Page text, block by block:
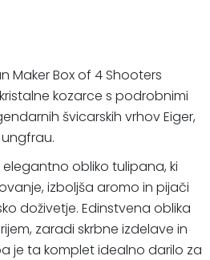
Maker Box of 4 Shooters
kozarce s podrobnimi
švicarskih vrhov Eiger,
obliko tulipana, ki
izboljša aromo in pijači
doživetje. Edinstvena oblika
zaradi skrbne izdelave in
je ta komplet idealno darilo za